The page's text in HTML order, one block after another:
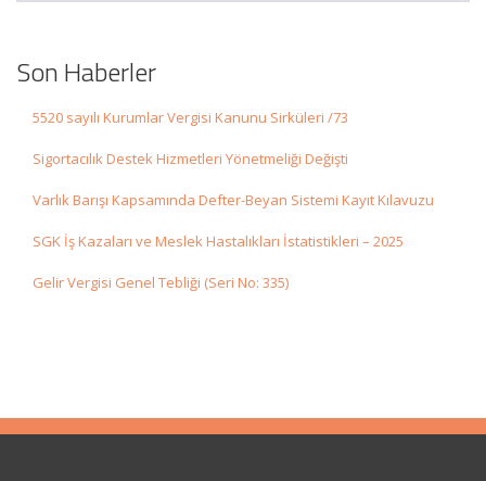
Son Haberler
5520 sayılı Kurumlar Vergisi Kanunu Sirküleri /73
Sigortacılık Destek Hizmetleri Yönetmeliği Değişti
Varlık Barışı Kapsamında Defter-Beyan Sistemi Kayıt Kılavuzu
SGK İş Kazaları ve Meslek Hastalıkları İstatistikleri – 2025
Gelir Vergisi Genel Tebliği (Seri No: 335)